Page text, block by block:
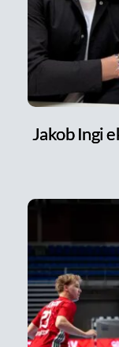
Jakob Ingi